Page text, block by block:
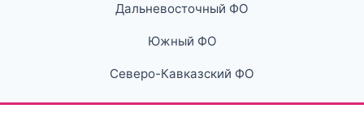
Дальневосточный ФО
Южный ФО
Северо-Кавказский ФО